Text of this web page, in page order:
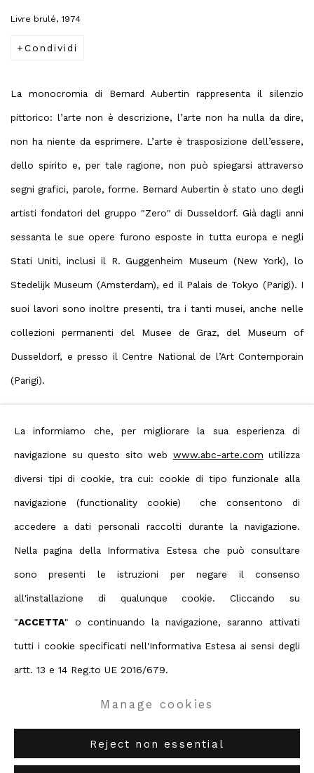
Livre brulé, 1974
Condividi
La monocromia di Bernard Aubertin rappresenta il silenzio
pittorico: l’arte non è descrizione, l’arte non ha nulla da dire,
non ha niente da esprimere. L’arte è trasposizione dell’essere,
dello spirito e, per tale ragione, non può spiegarsi attraverso
segni grafici, parole, forme. Bernard Aubertin è stato uno degli
artisti fondatori del gruppo "Zero" di Dusseldorf. Già dagli anni
sessanta le sue opere furono esposte in tutta europa e negli
Stati Uniti, inclusi il R. Guggenheim Museum (New York), lo
Stedelijk Museum (Amsterdam), ed il Palais de Tokyo (Parigi). I
suoi lavori sono inoltre presenti, tra i tanti musei, anche nelle
collezioni permanenti del Musee de Graz, del Museum of
Dusseldorf, e presso il Centre National de l’Art Contemporain
(Parigi).
Scarica il CV dell'artista
(PDF, opens in a new tab.)
Scarica il CV dell'artista
(PDF, opens in a new tab.)
Privacy Policy
Manage cookies
Terms & Conditions
Contact us on Whatsapp
Diritti d'autore 2026 ABC ARTE
via XX Settembre 11/A, 16121 Genova
La informiamo che, per migliorare la sua esperienza di
navigazione su questo sito web www.abc-arte.com utilizza
diversi tipi di cookie, tra cui: cookie di tipo funzionale alla
navigazione (functionality cookie) che consentono di
accedere a dati personali raccolti durante la navigazione.
Nella pagina della Informativa Estesa che può consultare
sono presenti le istruzioni per negare il consenso
all'installazione di qualunque cookie. Cliccando su
"ACCETTA" o continuando la navigazione, saranno attivati
tutti i cookie specificati nell'Informativa Estesa ai sensi degli
artt. 13 e 14 Reg.to UE 2016/679.
Manage cookies
Reject non essential